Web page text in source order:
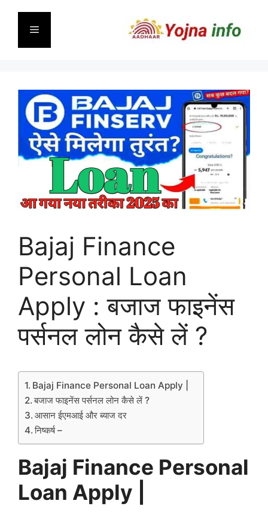
content
Menu
Bajaj Finance
Personal Loan
Apply : बजाज फाइनेंस
पर्सनल लोन कैसे लें ?
Bajaj Finance Personal Loan Apply |
बजाज फाइनेंस पर्सनल लोन कैसे लें ?
आसान ईएमआई और ब्याज दर
निष्कर्ष –
Bajaj Finance Personal
Loan Apply |